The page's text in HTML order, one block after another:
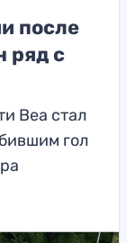
после
ряд с
Веа стал
гол